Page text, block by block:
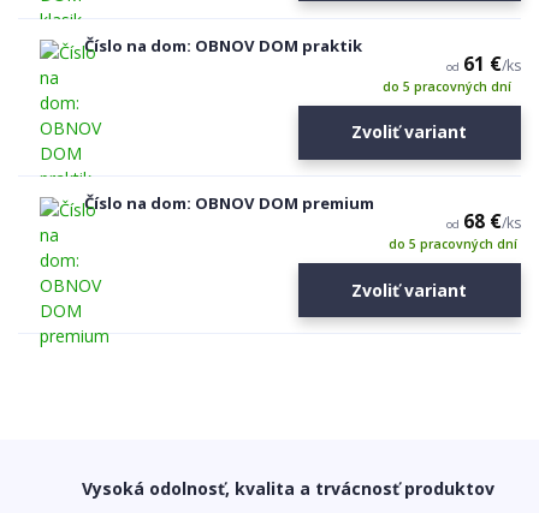
Číslo na dom: OBNOV DOM praktik
od 61 €/ks
do 5 pracovných dní
Zvoliť variant
Číslo na dom: OBNOV DOM premium
od 68 €/ks
do 5 pracovných dní
Zvoliť variant
Vysoká odolnosť, kvalita a trvácnosť produktov